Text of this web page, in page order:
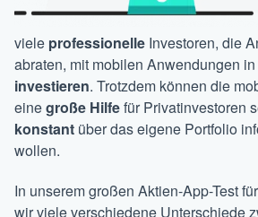
viele professionelle Investoren, die
abraten, mit mobilen Anwendungen
investieren. Trotzdem können die
einegroße Hilfefür Privatinvestoren
konstant über das eigene Portfolio
wollen.
In unserem großen Aktien-App-Test
wir viele verschiedene Unterschiede